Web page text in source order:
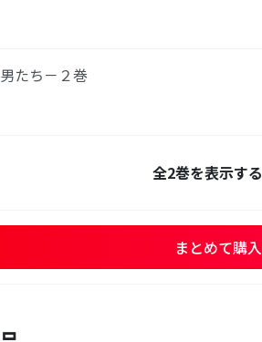
たち－２巻
全2巻を表示する
まとめて購入